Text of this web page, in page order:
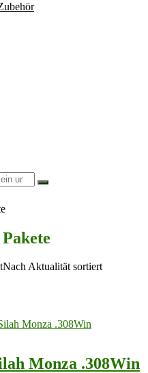
Nach Aktualität sortiert
Monza .308Win